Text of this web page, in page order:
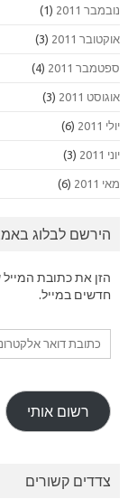
נובמבר 2011 (1)
אוקטובר 2011 (3)
ספטמבר 2011 (4)
אוגוסט 2011 (3)
יולי 2011 (6)
יוני 2011 (3)
מאי 2011 (6)
הירשם לבלוג
הזן את כתובת
חדשים במייל.
רשום אותי
צדדים קשורים